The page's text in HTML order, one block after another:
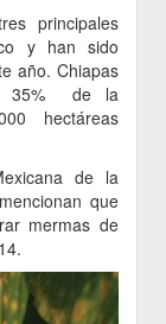
principales
y han sido
año. Chiapas
35% de la
hectáreas
de la
que
mermas de